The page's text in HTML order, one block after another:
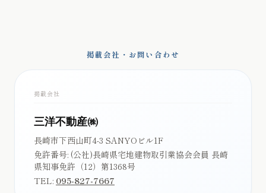
掲載会社・お問い合わせ
掲載会社
三洋不動産㈱
長崎市下西山町4-3 SANYOビル1F
免許番号: (公社)長崎県宅地建物取引業協会会員 長崎
県知事免許（12）第1368号
TEL: 095-827-7667